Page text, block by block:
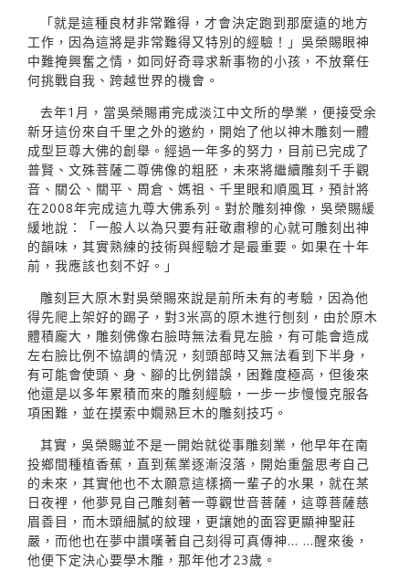
「就是這種良材非常難得，才會決定跑到那麼遠的地方
工作，因為這將是非常難得又特別的經驗！」吳榮賜眼神
中難掩興奮之情，如同好奇尋求新事物的小孩，不放棄任
何挑戰自我、跨越世界的機會。
去年1月，當吳榮賜甫完成淡江中文所的學業，便接受余
新牙這份來自千里之外的邀約，開始了他以神木雕刻一體
成型巨尊大佛的創舉。經過一年多的努力，目前已完成了
普賢、文殊菩薩二尊佛像的粗胚，未來將繼續雕刻千手觀
音、關公、關平、周倉、媽祖、千里眼和順風耳，預計將
在2008年完成這九尊大佛系列。對於雕刻神像，吳榮賜緩
緩地說：「一般人以為只要有莊敬肅穆的心就可雕刻出神
的韻味，其實熟練的技術與經驗才是最重要。如果在十年
前，我應該也刻不好。」
雕刻巨大原木對吳榮賜來說是前所未有的考驗，因為他
得先爬上架好的踢子，對3米高的原木進行刨刻，由於原木
體積龐大，雕刻佛像右臉時無法看見左臉，有可能會造成
左右臉比例不協調的情況，刻頭部時又無法看到下半身，
有可能會使頭、身、腳的比例錯誤，困難度極高，但後來
他還是以多年累積而來的雕刻經驗，一步一步慢慢克服各
項困難，並在摸索中嫺熟巨木的雕刻技巧。
其實，吳榮賜並不是一開始就從事雕刻業，他早年在南
投鄉間種植香蕉，直到蕉業逐漸沒落，開始重盤思考自己
的未來，其實他也不太願意這樣摘一輩子的水果，就在某
日夜裡，他夢見自己雕刻著一尊觀世音菩薩，這尊菩薩慈
眉善目，而木頭細膩的紋理，更讓她的面容更顯神聖莊
嚴，而他也在夢中讚嘆著自己刻得可真傳神... ...醒來後，
他便下定決心要學木雕，那年他才23歲。